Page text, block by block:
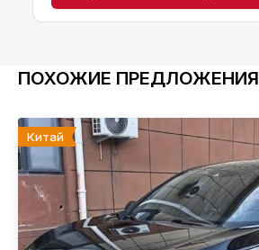
ПОХОЖИЕ ПРЕДЛОЖЕНИЯ
Китай